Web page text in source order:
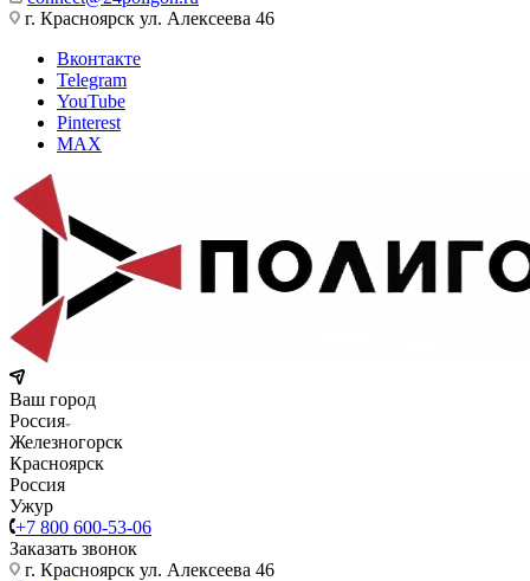
г. Красноярск ул. Алексеева 46
Вконтакте
Telegram
YouTube
Pinterest
MAX
Ваш город
Россия
Железногорск
Красноярск
Россия
Ужур
+7 800 600-53-06
Заказать звонок
г. Красноярск ул. Алексеева 46